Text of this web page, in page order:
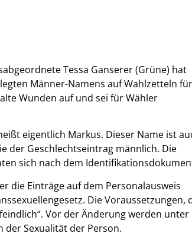
Tessa Ganserer (Grüne) hat
Männer-Namens auf Wahlzetteln für
Wunden auf und sei für Wähler
eigentlich Markus. Dieser Name ist
der Geschlechtseintrag männlich. Die
sich nach dem
die Einträge auf dem Personalausweis
Die Voraussetzungen,
Vor der Änderung werden unter
der Sexualität der Person.